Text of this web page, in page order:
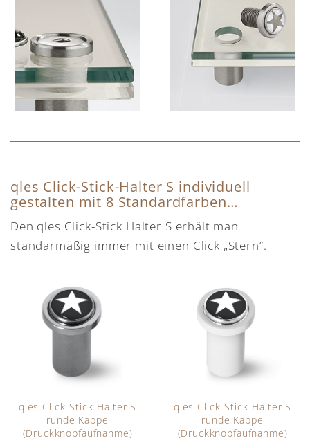
qles Click-Stick-Halter S individuell
gestalten mit 8 Standardfarben…
Den qles Click-Stick Halter S erhält man
standarmäßig immer mit einen Click „Stern“.
qles Click-Stick-Halter S
runde Kappe
(Druckknopfaufnahme)
qles Click-Stick-Halter S
runde Kappe
(Druckknopfaufnahme)